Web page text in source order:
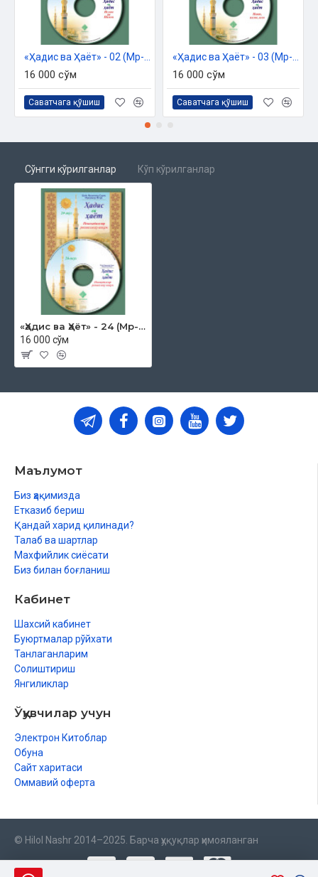
16 000 сўм
Саватчага қўшиш
16 000 сўм
Саватчага қўшиш
Сўнгги кўрилганлар Кўп кўрилганлар
«Ҳадис ва Ҳаёт» - 24 (Мp-3)
16 000 сўм
Маълумот
Биз ҳақимизда
Етказиб бериш
Қандай харид қилинади?
Талаб ва шартлар
Махфийлик сиёсати
Биз билан боғланиш
Кабинет
Шахсий кабинет
Буюртмалар рўйхати
Танлаганларим
Солиштириш
Янгиликлар
Ўқувчилар учун
Электрон Китоблар
Обуна
Сайт харитаси
Оммавий оферта
© Hilol Nashr 2014–2025. Барча ҳуқуқлар ҳимояланган